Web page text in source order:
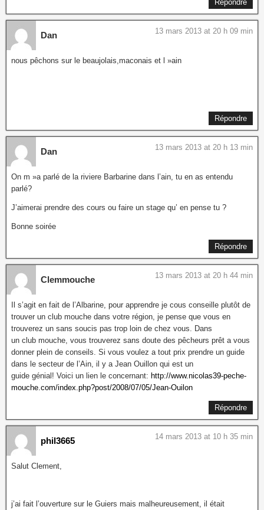
Répondre
Dan 13 mars 2013 at 20 h 09 min
nous pêchons sur le beaujolais,maconais et l »ain
Répondre
Dan 13 mars 2013 at 20 h 13 min
On m »a parlé de la riviere Barbarine dans l’ain, tu en as entendu
parlé?
J’aimerai prendre des cours ou faire un stage qu’ en pense tu ?
Bonne soirée
Répondre
Clemmouche 13 mars 2013 at 20 h 44 min
Il s’agit en fait de l’Albarine, pour apprendre je cous conseille plutôt de
trouver un club mouche dans votre région, je pense que vous en
trouverez un sans soucis pas trop loin de chez vous. Dans
un club mouche, vous trouverez sans doute des pêcheurs prêt a vous
donner plein de conseils. Si vous voulez a tout prix prendre un guide
dans le secteur de l’Ain, il y a Jean Ouillon qui est un
guide génial! Voici un lien le concernant: http://www.nicolas39-peche-
mouche.com/index.php?post/2008/07/05/Jean-Ouilon
Répondre
phil3665 14 mars 2013 at 10 h 35 min
Salut Clement,
j’ai fait l’ouverture sur le Guiers mais malheureusement, il était